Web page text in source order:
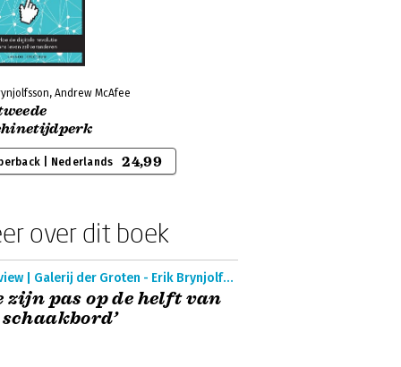
Andrew McAfee
| Nederlands 24,99
over dit boek
Interview | Galerij der Groten - Erik Brynjolfsson
zijn pas op de helft van